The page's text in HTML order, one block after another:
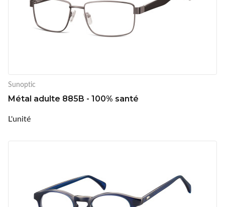
Sunoptic
Métal adulte 885B - 100% santé
L'unité